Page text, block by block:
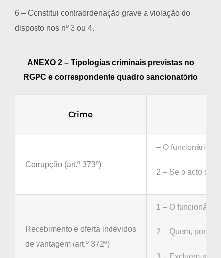
6 – Constitui contraordenação grave a violação do
disposto nos nº 3 ou 4.
ANEXO 2 – Tipologias criminais previstas no
RGPC e correspondente quadro sancionatório
Crime
Corrupção (art.º 373º)
– O funcionário
2 – Se o acto ou
Recebimento e oferta indevidos
de vantagem (art.º 372º)
1 – O funcionário
2 – Quem, por si
3 – Excluem-se